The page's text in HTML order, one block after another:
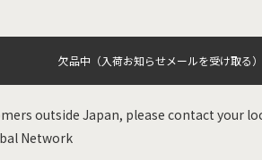
欠品中（入荷お知らせメールを受け取る）
outside Japan, please contact your
Network